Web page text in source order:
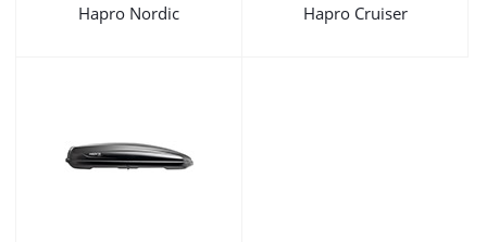
Hapro Nordic Hapro Cruiser